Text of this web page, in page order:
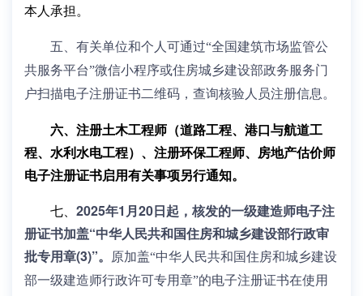
本人承担。
五、有关单位和个人可通过“全国建筑市场监管公
共服务平台”微信小程序或住房城乡建设部政务服务门
户扫描电子注册证书二维码，查询核验人员注册信息。
六、注册土木工程师（道路工程、港口与航道工
程、水利水电工程）、注册环保工程师、房地产估价师
电子注册证书启用有关事项另行通知。
七、 2025年1月20日起，核发的一级建造师电子注
册证书加盖“中华人民共和国住房和城乡建设部行政审
批专用章(3)”。
原加盖“中华人民共和国住房和城乡建设
部一级建造师行政许可专用章”的电子注册证书在使用